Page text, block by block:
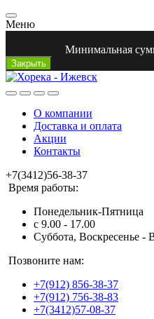
Меню
Минимальная
Закрыть
О компании
Доставка и оплата
Акции
Контакты
+7(3412)56-38-37
Время работы:
Понедельник-Пятница
с 9.00 - 17.00
Суббота, Воскресенье -
Позвоните нам:
+7(912) 856-38-37
+7(912) 756-38-83
+7(3412)57-08-37